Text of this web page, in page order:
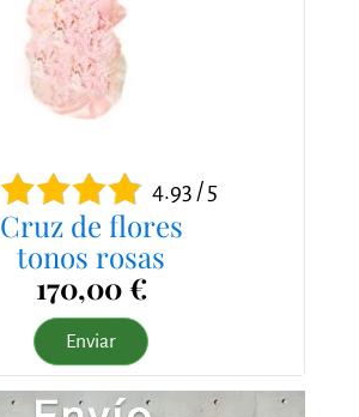
4.93 / 5
Cruz de flores
tonos rosas
170,00 €
Enviar